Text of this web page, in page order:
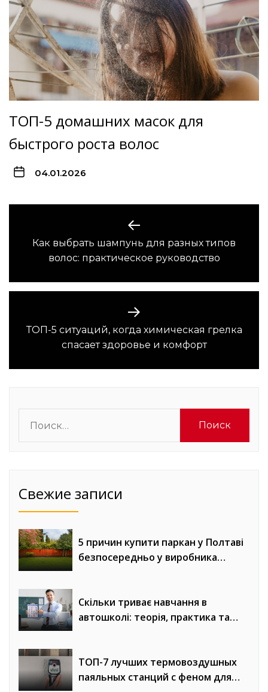
ТОП-5 домашних масок для
быстрого роста волос
04.01.2026
записям
Предыдущая
запись:
Как выбрать шампунь для разных типов
волос: практическое руководство
Следующая
запись:
ТОП-5 ситуаций, когда химическая грелка
спасает здоровье и комфорт
Свежие записи
5 причин купити паркан у Полтаві
безпосередньо у виробника
Скільки триває навчання в
автошколі: теорія, практика та
ТОП-7 лучших термовоздушных
паяльных станций с феном для